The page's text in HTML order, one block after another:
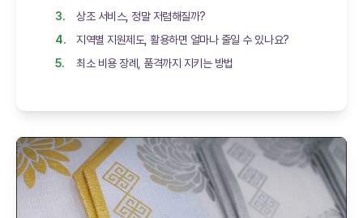
상조 서비스, 정말 저렴해질까?
지역별 지원제도, 활용하면 얼마나 줄일 수 있나요?
최소 비용 장례, 품격까지 지키는 방법